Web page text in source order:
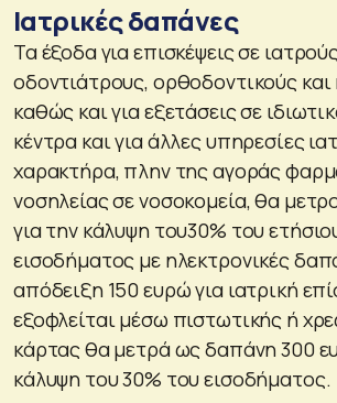
Ιατρικές δαπάνες
Τα έξοδα για επισκέψεις σε
οδοντιάτρους, ορθοδοντικούς και
καθώς και για εξετάσεις σε
κέντρα και για άλλες υπηρεσίες
χαρακτήρα, πλην της αγοράς
νοσηλείας σε νοσοκομεία, θα
για την κάλυψη του30% του
εισοδήματος με ηλεκτρονικές
απόδειξη 150 ευρώ για ιατρική
εξοφλείται μέσω πιστωτικής ή
κάρτας θα μετρά ως δαπάνη 300
κάλυψη του 30% του εισοδήματος.